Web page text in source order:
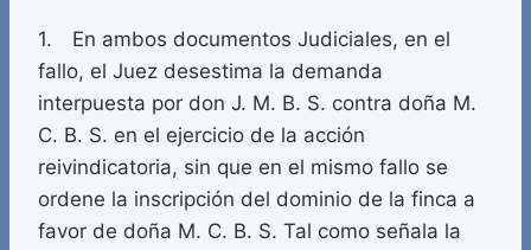
1. En ambos documentos Judiciales, en el
fallo, el Juez desestima la demanda
interpuesta por don J. M. B. S. contra doña M.
C. B. S. en el ejercicio de la acción
reivindicatoria, sin que en el mismo fallo se
ordene la inscripción del dominio de la finca a
favor de doña M. C. B. S. Tal como señala la